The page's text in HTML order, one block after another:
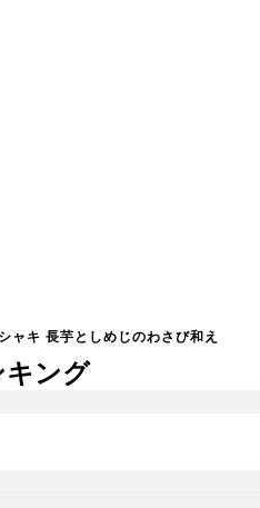
ャキ 長芋としめじのわさび和え
キング